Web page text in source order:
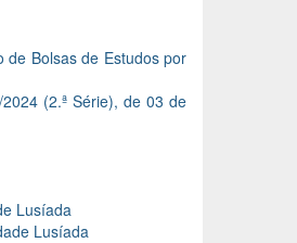
de Bolsas de Estudos por
(2.ª Série), de 03 de
Lusíada
Lusíada